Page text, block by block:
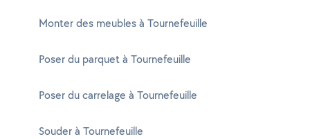
Monter des meubles à Tournefeuille
Poser du parquet à Tournefeuille
Poser du carrelage à Tournefeuille
Souder à Tournefeuille